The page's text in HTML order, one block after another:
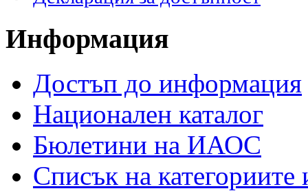
Информация
Достъп до информация
Национален каталог
Бюлетини на ИАОС
Списък на